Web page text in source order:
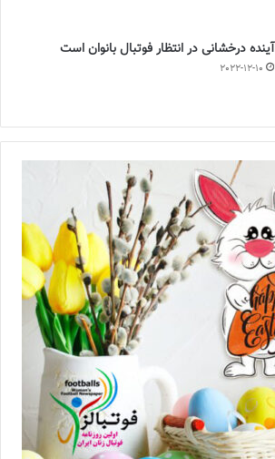
آینده درخشانی در انتظار فوتبال بانوان است
2022-12-10